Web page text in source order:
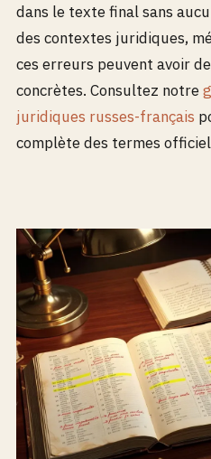
dans le texte final sans
des contextes juridiques,
ces erreurs peuvent avoir
concrètes. Consultez notre
juridiques russes-français
complète des termes